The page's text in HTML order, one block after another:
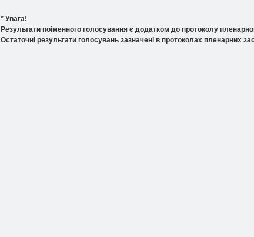
* Увага!
Результати поіменного голосування є додатком до протоколу
Остаточні результати голосувань зазначені в протоколах пленарних